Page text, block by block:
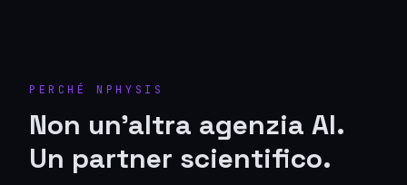
PERCHÉ NPHYSIS
Non un'altra agenzia AI.
Un partner scientifico.